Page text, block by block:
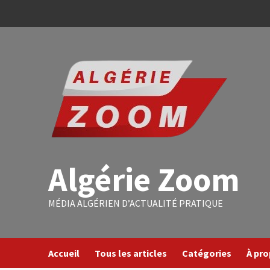
Algérie Zoom
MÉDIA ALGÉRIEN D’ACTUALITÉ PRATIQUE
Accueil Tous les articles Catégories À